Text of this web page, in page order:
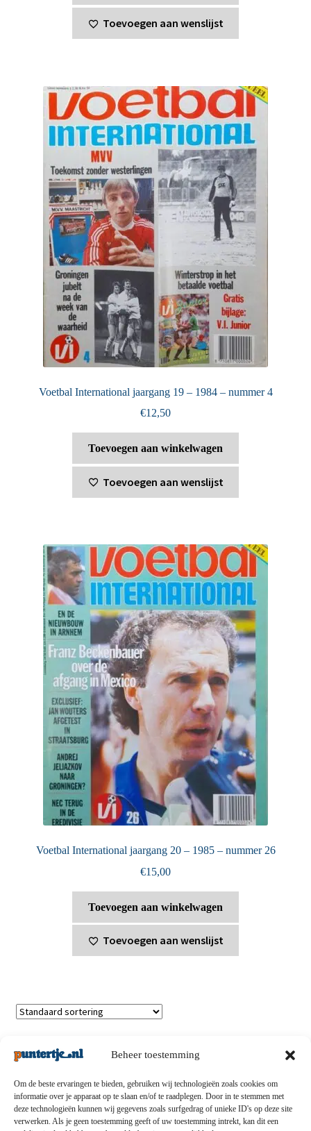
Beheer toestemming
Om de beste ervaringen te bieden, gebruiken wij technologieën zoals cookies om
informatie over je apparaat op te slaan en/of te raadplegen. Door in te stemmen met
deze technologieën kunnen wij gegevens zoals surfgedrag of unieke ID's op deze site
verwerken. Als je geen toestemming geeft of uw toestemming intrekt, kan dit een
Toevoegen aan wenslijst
Voetbal International jaargang 19 – 1984 – nummer 4
€12,50
Toevoegen aan winkelwagen
Toevoegen aan wenslijst
Voetbal International jaargang 20 – 1985 – nummer 26
€15,00
Toevoegen aan winkelwagen
Toevoegen aan wenslijst
Privacybeleid-Verzending en retouren-Algemene